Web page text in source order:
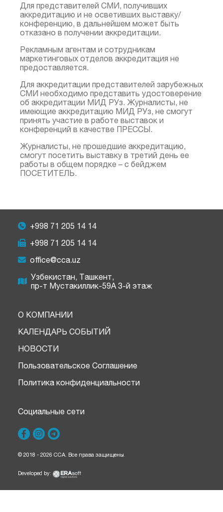
Для представителей СМИ, получивших
аккредитацию и не осветивших выставку/
конференцию, в дальнейшем может быть
отказано в получении аккредитации.
Рекламным агентам и сотрудникам
маркетинговых отделов аккредитация не
предоставляется.
Для аккредитации представителей зарубежных
СМИ необходимо представить удостоверение
об аккредитации МИД РУз. Журналисты, не
имеющие аккредитацию МИД РУз, не смогут
принять участие в работе выставок и
конференций в качестве ПРЕССЫ.
Журналисты, не прошедшие аккредитацию,
смогут посетить выставку в третий день ее
работы в общем порядке – с бейджем
ПОСЕТИТЕЛЬ.
+998 71 205 14 14
+998 71 205 14 14
office@cca.uz
Узбекистан, Ташкент,
пр-т Мустакиллик-59A 3-й этаж
О КОМПАНИИ
КАЛЕНДАРЬ СОБЫТИЙ
НОВОСТИ
Пользовательское Соглашение
Политика конфиденциальности
Социальные сети
© 2018 - 2026 CCA. Все права защищены.
Developed by: